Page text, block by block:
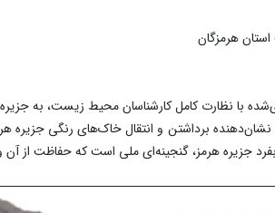
هرمزگان
نظارت کامل کارشناسان محیط زیست، به جزیره
برداشتن و انتقال خاک‌های رنگی جزیره
جزیره هرمز، گنجینه‌ای ملی است که حفاظت